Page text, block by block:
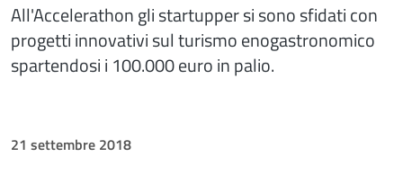
All'Accelerathon gli startupper si sono sfidati con
progetti innovativi sul turismo enogastronomico
spartendosi i 100.000 euro in palio.
21 settembre 2018